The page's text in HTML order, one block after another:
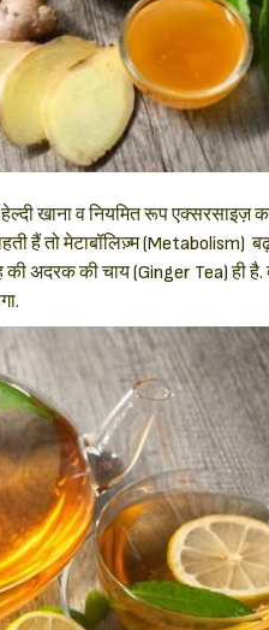
खाना व नियमित रूप एक्सरसाइज़
हैं तो मेटाबॉलिज़्म (Metabolism)
अदरक की चाय (Ginger Tea) ही